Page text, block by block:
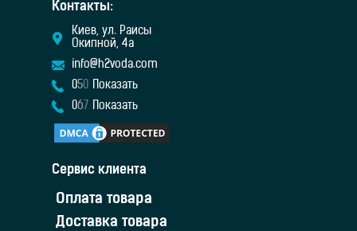
Контакты:
Киев, ул. Раисы
Окипной, 4а
info@h2voda.com
050 Показать
067 Показать
Сервис клиента
Оплата товара
Доставка товара